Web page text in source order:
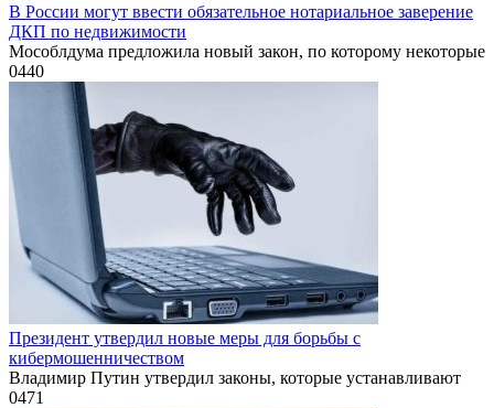
В России могут ввести обязательное нотариальное заверение
ДКП по недвижимости
Мособлдума предложила новый закон, по которому некоторые
0440
Президент утвердил новые меры для борьбы с
кибермошенничеством
Владимир Путин утвердил законы, которые устанавливают
0471